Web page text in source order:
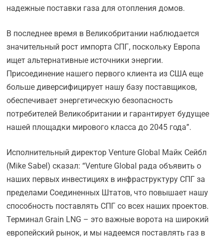
надежные поставки газа для отопления домов.
В последнее время в Великобритании наблюдается
значительный рост импорта СПГ, поскольку Европа
ищет альтернативные источники энергии.
Присоединение нашего первого клиента из США еще
больше диверсифицирует нашу базу поставщиков,
обеспечивает энергетическую безопасность
потребителей Великобритании и гарантирует будущее
нашей площадки мирового класса до 2045 года”.
Исполнительный директор Venture Global Майк Сейбл
(Mike Sabel) сказал: “Venture Global рада объявить о
наших первых инвестициях в инфраструктуру СПГ за
пределами Соединенных Штатов, что повышает нашу
способность поставлять СПГ со всех наших проектов.
Терминал Grain LNG – это важные ворота на широкий
европейский рынок, и мы надеемся поставлять газ в